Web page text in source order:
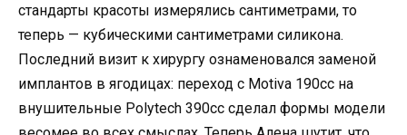
стандарты красоты измерялись сантиметрами, то
теперь — кубическими сантиметрами силикона.
Последний визит к хирургу ознаменовался заменой
имплантов в ягодицах: переход с Motiva 190cc на
внушительные Polytech 390cc сделал формы модели